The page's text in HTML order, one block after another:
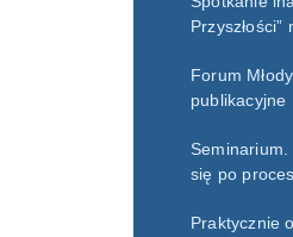
Przyszłości”
Forum
publikacyjne
się po
Praktycznie